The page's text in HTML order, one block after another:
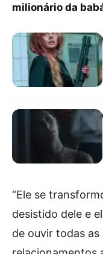
milionário da
“Ele se
desistido dele e
de ouvir todas